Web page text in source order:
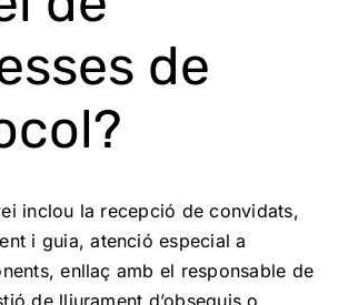
de
inclou la recepció de convidats,
i guia, atenció especial a
enllaç amb el responsable de